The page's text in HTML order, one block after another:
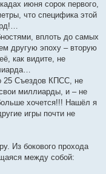
июня сорок первого,
что специфика этой
вплоть до самых
другую эпоху – вторую
как видите, не
25 Съездов КПСС, не
миллиарды, и – не
хочется!!! Нашёл я
игры почти не
Из бокового прохода
между собой: